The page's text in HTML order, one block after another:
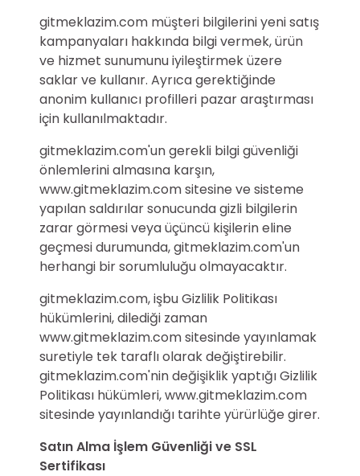
gitmeklazim.com müşteri bilgilerini yeni satış
kampanyaları hakkında bilgi vermek, ürün
ve hizmet sunumunu iyileştirmek üzere
saklar ve kullanır. Ayrıca gerektiğinde
anonim kullanıcı profilleri pazar araştırması
için kullanılmaktadır.
gitmeklazim.com'un gerekli bilgi güvenliği
önlemlerini almasına karşın,
www.gitmeklazim.com sitesine ve sisteme
yapılan saldırılar sonucunda gizli bilgilerin
zarar görmesi veya üçüncü kişilerin eline
geçmesi durumunda, gitmeklazim.com'un
herhangi bir sorumluluğu olmayacaktır.
gitmeklazim.com, işbu Gizlilik Politikası
hükümlerini, dilediği zaman
www.gitmeklazim.com sitesinde yayınlamak
suretiyle tek taraflı olarak değiştirebilir.
gitmeklazim.com'nin değişiklik yaptığı Gizlilik
Politikası hükümleri, www.gitmeklazim.com
sitesinde yayınlandığı tarihte yürürlüğe girer.
Satın Alma İşlem Güvenliği ve SSL
Sertifikası